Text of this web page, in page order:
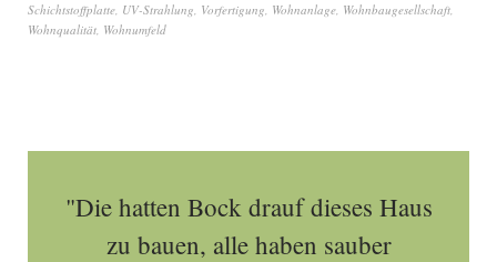
Schichtstoffplatte, UV-Strahlung, Vorfertigung, Wohnanlage, Wohnbaugesellschaft,
Wohnqualität, Wohnumfeld
"Die hatten Bock drauf dieses Haus
zu bauen, alle haben sauber